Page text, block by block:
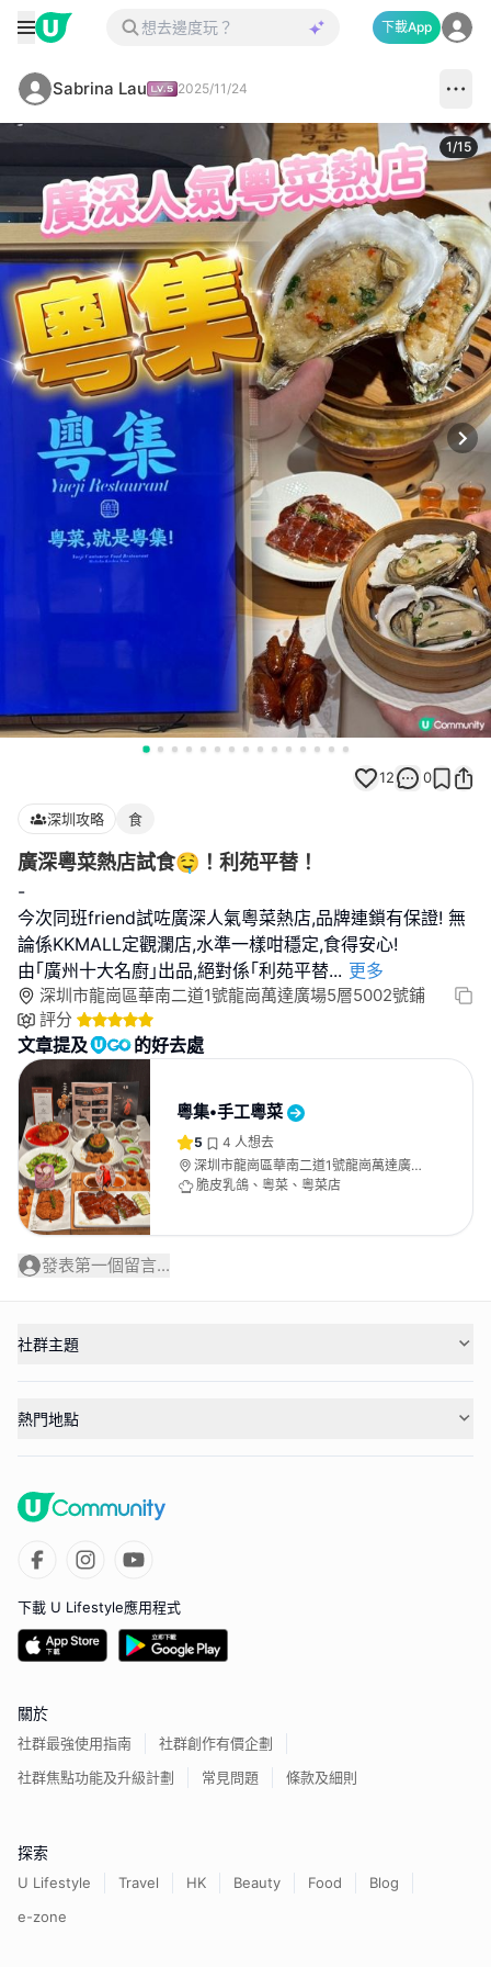
下載App
Sabrina Lau 2025/11/24
1/15
12 0
深圳攻略 食
廣深粵菜熱店試食🤤！利苑平替！
-
今次同班friend試咗廣深人氣粵菜熱店,品牌連鎖有保證! 無
論係KKMALL定觀瀾店,水準一樣咁穩定,食得安心!
由｢廣州十大名廚｣出品,絕對係｢利苑平替... 更多
深圳市龍崗區華南二道1號龍崗萬達廣場5層5002號鋪
評分
文章提及 的好去處
粵集•手工粵菜
5 4 人想去
深圳市龍崗區華南二道1號龍崗萬達廣場
5層5002號鋪
脆皮乳鴿、粵菜、粵菜店
發表第一個留言...
社群主題
熱門地點
下載 U Lifestyle應用程式
關於
社群最強使用指南
社群創作有價企劃
社群焦點功能及升級計劃
常見問題 條款及細則
探索
U Lifestyle Travel HK Beauty Food
Blog
e-zone